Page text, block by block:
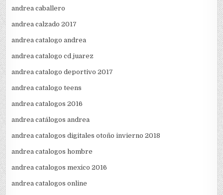
andrea caballero
andrea calzado 2017
andrea catalogo andrea
andrea catalogo cd juarez
andrea catalogo deportivo 2017
andrea catalogo teens
andrea catalogos 2016
andrea catálogos andrea
andrea catalogos digitales otoño invierno 2018
andrea catalogos hombre
andrea catalogos mexico 2016
andrea catalogos online